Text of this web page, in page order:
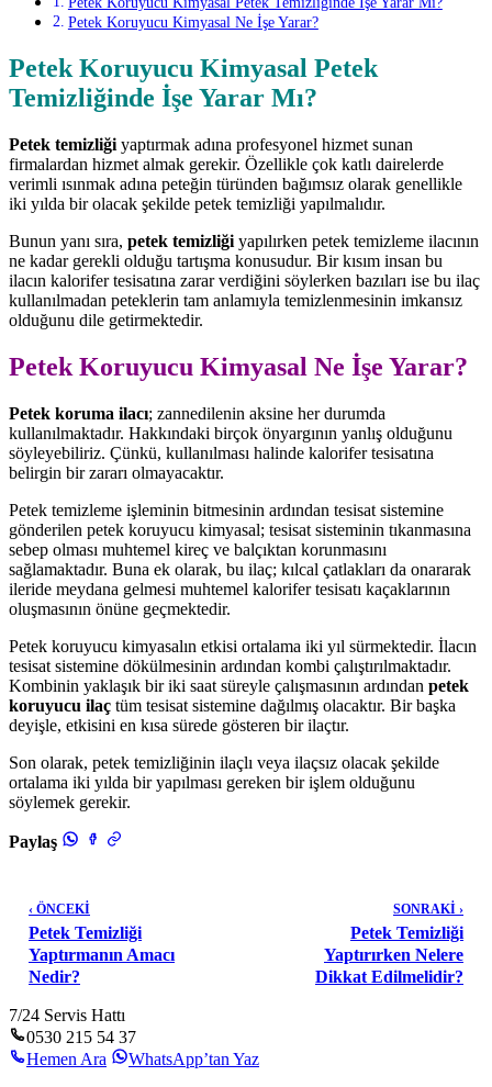
Petek Koruyucu Kimyasal Ne İşe Yarar?
Petek Koruyucu Kimyasal Petek
Temizliğinde İşe Yarar Mı?
Petek temizliği yaptırmak adına profesyonel hizmet sunan
firmalardan hizmet almak gerekir. Özellikle çok katlı dairelerde
verimli ısınmak adına peteğin türünden bağımsız olarak genellikle
iki yılda bir olacak şekilde petek temizliği yapılmalıdır.
Bunun yanı sıra, petek temizliği yapılırken petek temizleme ilacının
ne kadar gerekli olduğu tartışma konusudur. Bir kısım insan bu
ilacın kalorifer tesisatına zarar verdiğini söylerken bazıları ise bu ilaç
kullanılmadan peteklerin tam anlamıyla temizlenmesinin imkansız
olduğunu dile getirmektedir.
Petek Koruyucu Kimyasal Ne İşe Yarar?
Petek koruma ilacı; zannedilenin aksine her durumda
kullanılmaktadır. Hakkındaki birçok önyargının yanlış olduğunu
söyleyebiliriz. Çünkü, kullanılması halinde kalorifer tesisatına
belirgin bir zararı olmayacaktır.
Petek temizleme işleminin bitmesinin ardından tesisat sistemine
gönderilen petek koruyucu kimyasal; tesisat sisteminin tıkanmasına
sebep olması muhtemel kireç ve balçıktan korunmasını
sağlamaktadır. Buna ek olarak, bu ilaç; kılcal çatlakları da onararak
ileride meydana gelmesi muhtemel kalorifer tesisatı kaçaklarının
oluşmasının önüne geçmektedir.
Petek koruyucu kimyasalın etkisi ortalama iki yıl sürmektedir. İlacın
tesisat sistemine dökülmesinin ardından kombi çalıştırılmaktadır.
Kombinin yaklaşık bir iki saat süreyle çalışmasının ardından petek
koruyucu ilaç tüm tesisat sistemine dağılmış olacaktır. Bir başka
deyişle, etkisini en kısa sürede gösteren bir ilaçtır.
Son olarak, petek temizliğinin ilaçlı veya ilaçsız olacak şekilde
ortalama iki yılda bir yapılması gereken bir işlem olduğunu
söylemek gerekir.
Paylaş
‹ ÖNCEKİ
Petek Temizliği
Yaptırmanın Amacı
Nedir?
SONRAKİ ›
Petek Temizliği
Yaptırırken Nelere
Dikkat Edilmelidir?
7/24 Servis Hattı
0530 215 54 37
Hemen Ara
WhatsApp’tan Yaz